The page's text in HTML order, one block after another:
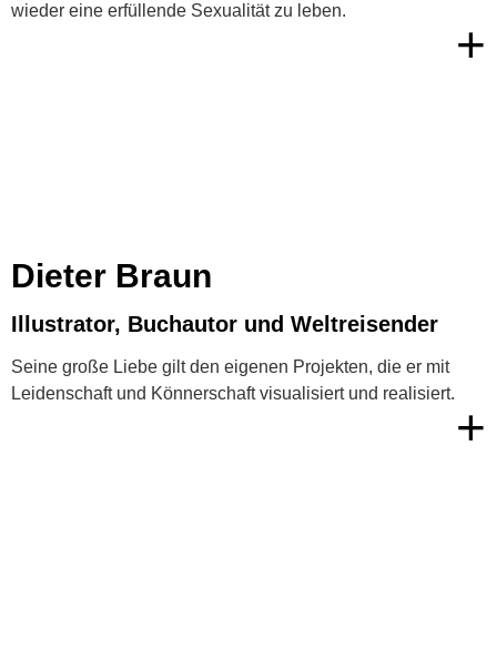
wieder eine erfüllende Sexualität zu leben.
+
Dieter Braun
Illustrator, Buchautor und Weltreisender
Seine große Liebe gilt den eigenen Projekten, die er mit
Leidenschaft und Könnerschaft visualisiert und realisiert.
+